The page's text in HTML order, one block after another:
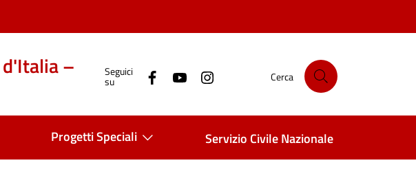
– Seguici
su Cerca
Progetti Speciali Servizio Civile Nazionale